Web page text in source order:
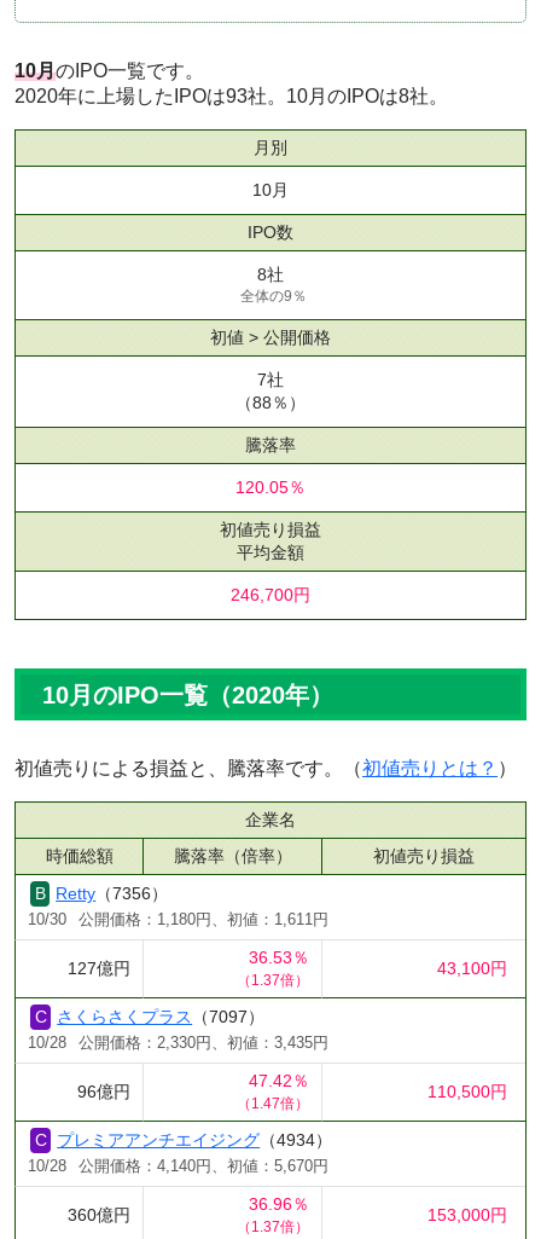
10月のIPO一覧です。
2020年に上場したIPOは93社。10月のIPOは8社。
月別
10月
IPO数
8社
全体の9％
初値 > 公開価格
7社
（88％）
騰落率
120.05％
初値売り損益
平均金額
246,700円
10月のIPO一覧（2020年）
初値売りによる損益と、騰落率です。（初値売りとは？ ）
企業名
時価総額
騰落率（倍率）
初値売り損益
Retty （7356）
10/30 公開価格：1,180円、初値：1,611円
127億円
36.53％
（1.37倍）
43,100円
さくらさくプラス （7097）
10/28 公開価格：2,330円、初値：3,435円
96億円
47.42％
（1.47倍）
110,500円
プレミアアンチエイジング （4934）
10/28 公開価格：4,140円、初値：5,670円
360億円
36.96％
（1.37倍）
153,000円